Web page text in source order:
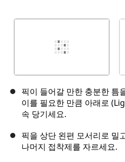
픽이 들어갈 만한 충분한 틈
이를 필요한 만큼 아래로
속 당기세요.
픽을 상단 왼편 모서리로 밀
나머지 접착제를 자르세요.